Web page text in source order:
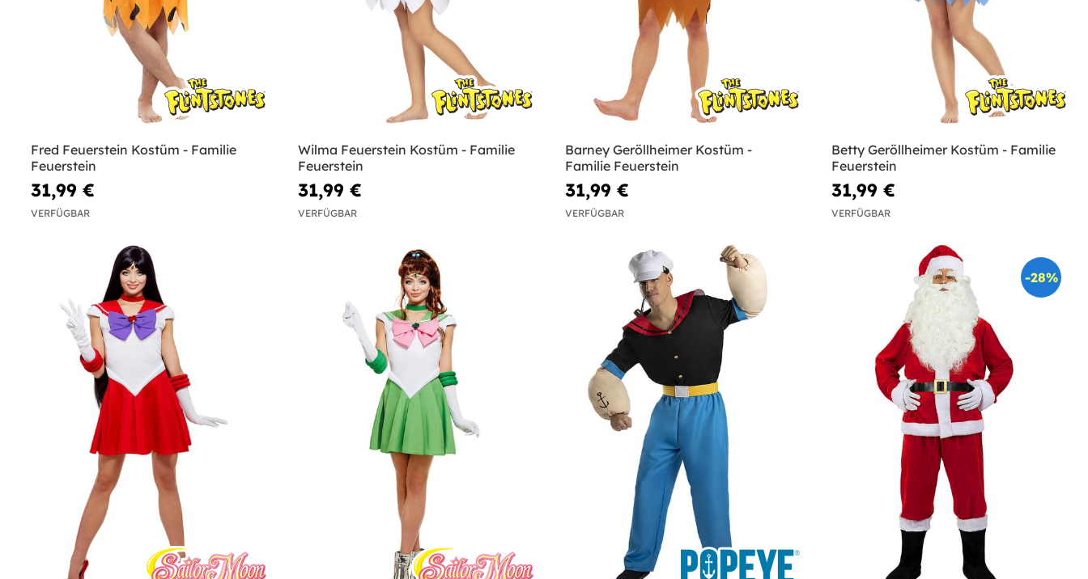
Fred Feuerstein Kostüm - Familie
Feuerstein
31,99 €
VERFÜGBAR
Wilma Feuerstein Kostüm - Familie
Feuerstein
31,99 €
VERFÜGBAR
Barney Geröllheimer Kostüm -
Familie Feuerstein
31,99 €
VERFÜGBAR
Betty Geröllheimer Kostüm - Familie
Feuerstein
31,99 €
VERFÜGBAR
-28%